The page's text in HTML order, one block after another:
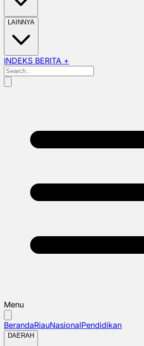
LAINNYA
INDEKS BERITA +
Menu
BerandaRiauNasionalPendidikan
DAERAH